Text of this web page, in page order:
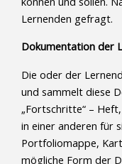
Lernenden gefragt.
Dokumentation der
Die oder der
und sammelt diese
„Fortschritte“ –
in einer anderen für
Portfoliomappe,
mögliche Form der